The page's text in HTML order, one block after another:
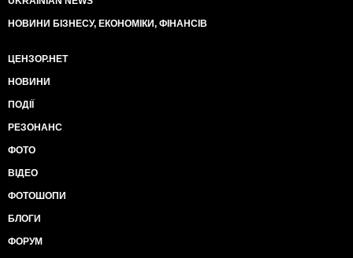
НОВИНИ БІЗНЕСУ, ЕКОНОМІКИ, ФІНАНСІВ
ЦЕНЗОР.НЕТ
НОВИНИ
ПОДІЇ
РЕЗОНАНС
ФОТО
ВІДЕО
ФОТОШОПИ
БЛОГИ
ФОРУМ